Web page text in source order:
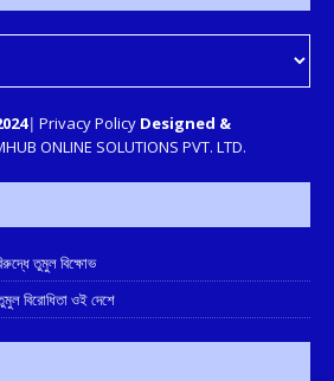
| Privacy Policy Designed &
ONLINE SOLUTIONS PVT. LTD.
তুমুল বিক্ষোভ
বিরোধিতা ওই দেশে